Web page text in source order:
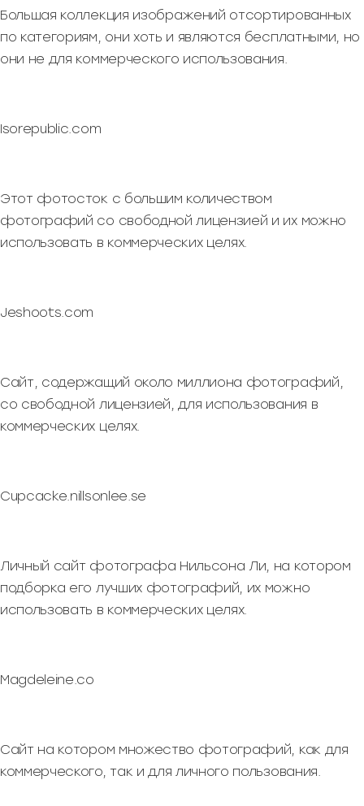
Большая коллекция изображений отсортированных
по категориям, они хоть и являются бесплатными, но
они не для коммерческого использования.
Isorepublic.com
Этот фотосток с большим количеством
фотографий со свободной лицензией и их можно
использовать в коммерческих целях.
Jeshoots.com
Сайт, содержащий около миллиона фотографий,
со свободной лицензией, для использования в
коммерческих целях.
Cupcacke.nillsonlee.se
Личный сайт фотографа Нильсона Ли, на котором
подборка его лучших фотографий, их можно
использовать в коммерческих целях.
Magdeleine.co
Сайт на котором множество фотографий, как для
коммерческого, так и для личного пользования.